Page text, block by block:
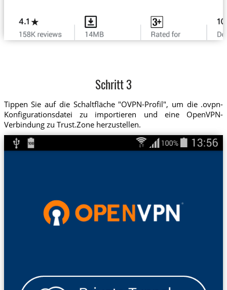
Schritt 3
Tippen Sie auf die Schaltfläche "OVPN-Profil", um die .ovpn-
Konfigurationsdatei zu importieren und eine OpenVPN-
Verbindung zu Trust.Zone herzustellen.